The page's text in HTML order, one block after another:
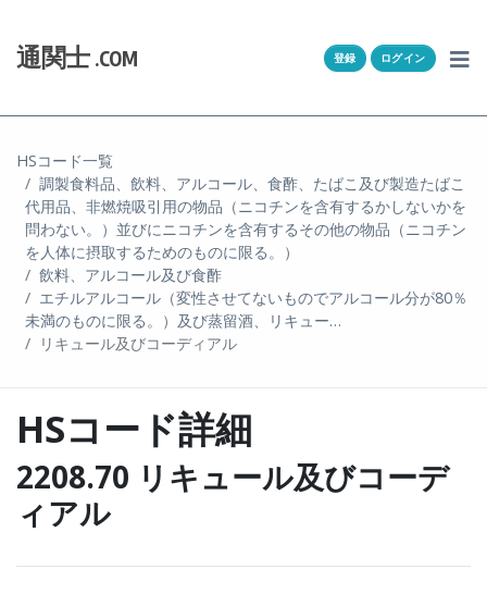
通関士 .COM 登録 ログイン
HSコード一覧
調製食料品、飲料、アルコール、食酢、たばこ及び製造たばこ
代用品、非燃焼吸引用の物品（ニコチンを含有するかしないかを
問わない。）並びにニコチンを含有するその他の物品（ニコチン
を人体に摂取するためのものに限る。）
飲料、アルコール及び食酢
エチルアルコール（変性させてないものでアルコール分が80％
未満のものに限る。）及び蒸留酒、リキュー…
リキュール及びコーディアル
HSコード詳細
2208.70 リキュール及びコーデ
ィアル
通関Ｑ＆Ａ
通関士NEWS
HSコード
ログイン